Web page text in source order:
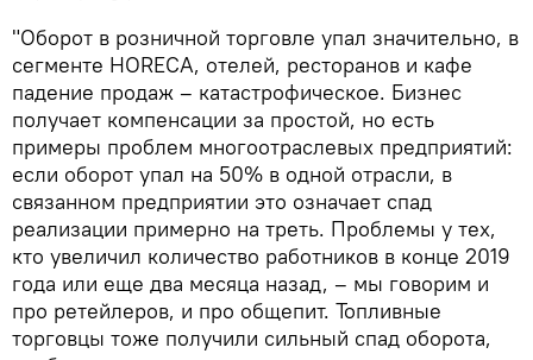
"Оборот в розничной торговле упал значительно, в
сегменте HORECA, отелей, ресторанов и кафе
падение продаж – катастрофическое. Бизнес
получает компенсации за простой, но есть
примеры проблем многоотраслевых предприятий:
если оборот упал на 50% в одной отрасли, в
связанном предприятии это означает спад
реализации примерно на треть. Проблемы у тех,
кто увеличил количество работников в конце 2019
года или еще два месяца назад, – мы говорим и
про ретейлеров, и про общепит. Топливные
торговцы тоже получили сильный спад оборота,